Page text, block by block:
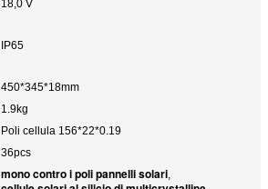
18,0 V
IP65
450*345*18mm
1.9kg
Poli cellula 156*22*0.19
36pcs
mono contro i poli pannelli solari,